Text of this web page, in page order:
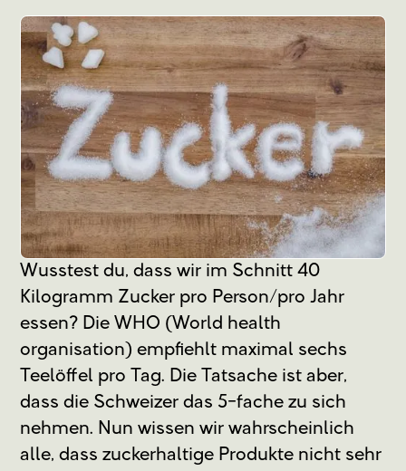
Wusstest du, dass wir im Schnitt 40
Kilogramm Zucker pro Person/pro Jahr
essen? Die WHO (World health
organisation) empfiehlt maximal sechs
Teelöffel pro Tag. Die Tatsache ist aber,
dass die Schweizer das 5-fache zu sich
nehmen. Nun wissen wir wahrscheinlich
alle, dass zuckerhaltige Produkte nicht sehr